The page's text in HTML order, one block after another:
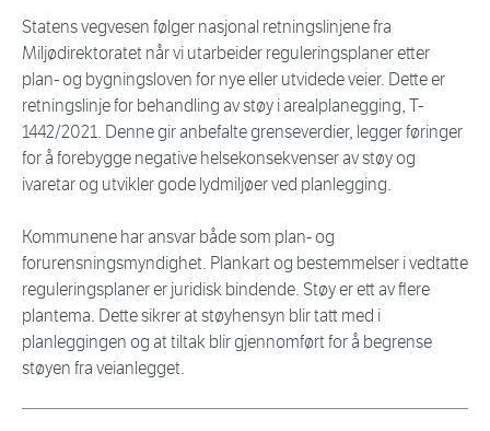
Statens vegvesen følger nasjonal retningslinjene fra
Miljødirektoratet når vi utarbeider reguleringsplaner etter
plan- og bygningsloven for nye eller utvidede veier. Dette er
retningslinje for behandling av støy i arealplanegging, T-
1442/2021. Denne gir anbefalte grenseverdier, legger føringer
for å forebygge negative helsekonsekvenser av støy og
ivaretar og utvikler gode lydmiljøer ved planlegging.
Kommunene har ansvar både som plan- og
forurensningsmyndighet. Plankart og bestemmelser i vedtatte
reguleringsplaner er juridisk bindende. Støy er ett av flere
plantema. Dette sikrer at støyhensyn blir tatt med i
planleggingen og at tiltak blir gjennomført for å begrense
støyen fra veianlegget.